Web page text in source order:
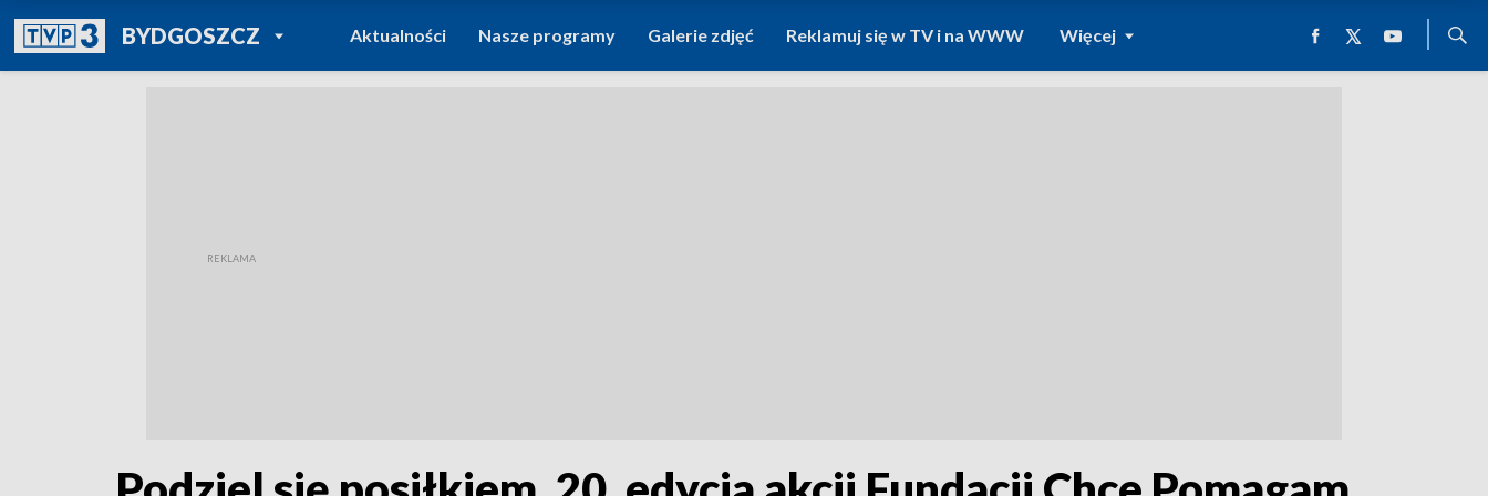
BYDGOSZCZPOWRÓT DO
TVP REGIONY
Aktualności Nasze programy Galerie zdjęć Reklamuj się w TV i na WWW Więcej